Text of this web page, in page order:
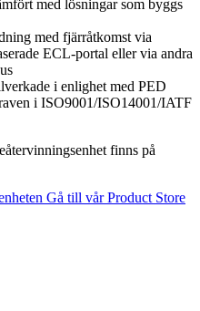
med lösningar som byggs
med fjärråtkomst via
ECL-portal eller via andra
i enlighet med PED
i ISO9001/ISO14001/IATF
finns på
Gå till vår Product Store